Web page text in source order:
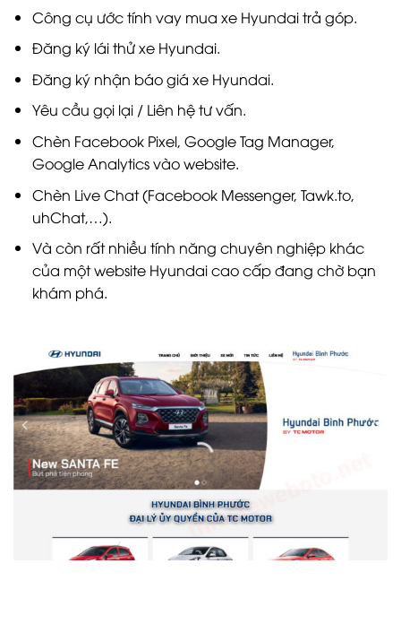
Công cụ ước tính vay mua xe Hyundai trả góp.
Đăng ký lái thử xe Hyundai.
Đăng ký nhận báo giá xe Hyundai.
Yêu cầu gọi lại / Liên hệ tư vấn.
Chèn Facebook Pixel, Google Tag Manager,
Google Analytics vào website.
Chèn Live Chat (Facebook Messenger, Tawk.to,
uhChat,…).
Và còn rất nhiều tính năng chuyên nghiệp khác
của một website Hyundai cao cấp đang chờ bạn
khám phá.